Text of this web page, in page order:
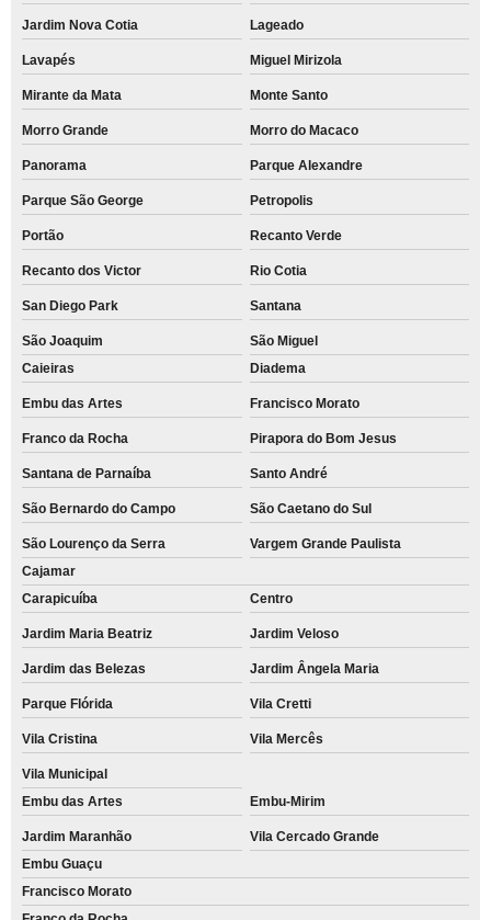
Jardim Nova Cotia Lageado
Lavapés Miguel Mirizola
Mirante da Mata Monte Santo
Morro Grande Morro do Macaco
Panorama Parque Alexandre
Parque São George Petropolis
Portão Recanto Verde
Recanto dos Victor Rio Cotia
San Diego Park Santana
São Joaquim
São Miguel
Caieiras
Diadema
Embu das Artes Francisco Morato
Franco da Rocha Pirapora do Bom Jesus
Santana de Parnaíba Santo André
São Bernardo do Campo São Caetano do Sul
São Lourenço da Serra
Vargem Grande Paulista
Cajamar
Carapicuíba
Centro
Jardim Maria Beatriz Jardim Veloso
Jardim das Belezas Jardim Ângela Maria
Parque Flórida Vila Cretti
Vila Cristina Vila Mercês
Vila Municipal
Embu das Artes
Embu-Mirim
Jardim Maranhão
Vila Cercado Grande
Embu Guaçu
Francisco Morato